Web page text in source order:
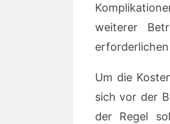
weiterer
Um die
sich vor der
der Regel